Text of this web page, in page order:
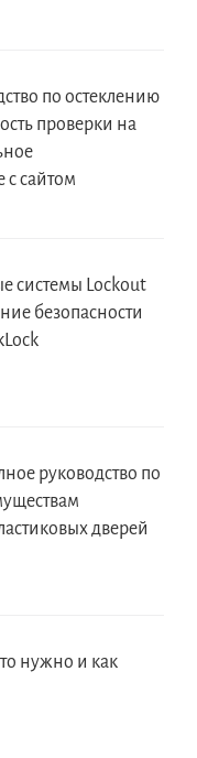
по остеклению
проверки на
с сайтом
системы Lockout
безопасности
руководство по
дверей
нужно и как